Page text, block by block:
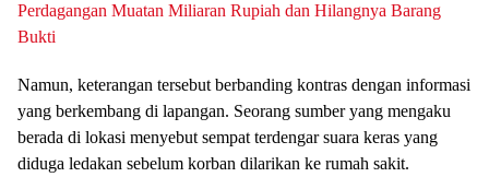
Perdagangan Muatan Miliaran Rupiah dan Hilangnya Barang
Bukti
Namun, keterangan tersebut berbanding kontras dengan informasi
yang berkembang di lapangan. Seorang sumber yang mengaku
berada di lokasi menyebut sempat terdengar suara keras yang
diduga ledakan sebelum korban dilarikan ke rumah sakit.